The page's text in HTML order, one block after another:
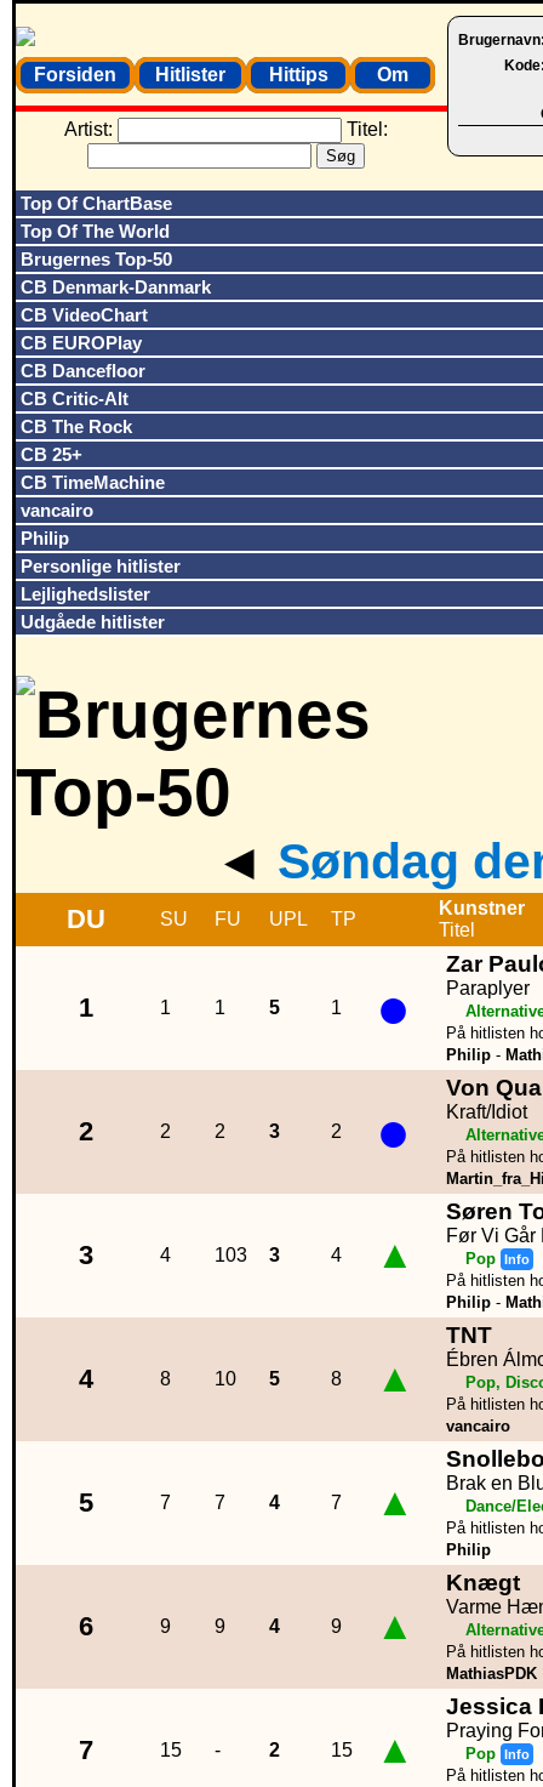
Forsiden Hitlister Hittips Om
Artist: Titel:
Top Of ChartBase
Top Of The World
Brugernes Top-50
CB Denmark-Danmark
CB VideoChart
CB EUROPlay
CB Dancefloor
CB Critic-Alt
CB The Rock
CB 25+
CB TimeMachine
vancairo
Philip
Personlige hitlister
Lejlighedslister
Udgåede hitlister
◄ Søndag
DU SU FU UPL TP
Kunstner
Titel
1 1 1 5 1 ●
Zar
Paraplyer
På hitlisten
Philip -
2 2 2 3 2 ●
Von
Kraft/Idiot
På hitlisten
3 4 103 3 4 ▲
Søren
Før Vi Går
Pop Info
På hitlisten
Philip -
4 8 10 5 8 ▲
TNT
Ébren
Pop,
På hitlisten
vancairo
5 7 7 4 7 ▲ Brak en
Dance/
På hitlisten
Philip
6 9 9 4 9 ▲
Knægt
Varme
På hitlisten
MathiasPDK
7 15 - 2 15 ▲
Jessica
Praying
Pop Info
På hitlisten